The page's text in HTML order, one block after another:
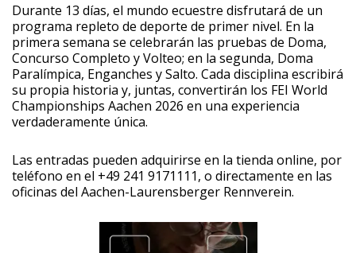
Durante 13 días, el mundo ecuestre disfrutará de un
programa repleto de deporte de primer nivel. En la
primera semana se celebrarán las pruebas de Doma,
Concurso Completo y Volteo; en la segunda, Doma
Paralímpica, Enganches y Salto. Cada disciplina escribirá
su propia historia y, juntas, convertirán los FEI World
Championships Aachen 2026 en una experiencia
verdaderamente única.
Las entradas pueden adquirirse en la tienda online, por
teléfono en el +49 241 9171111, o directamente en las
oficinas del Aachen-Laurensberger Rennverein.